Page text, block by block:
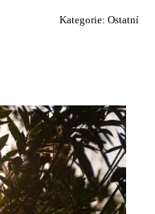
Kategorie: Ostatní